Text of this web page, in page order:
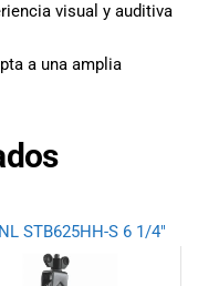
visual y auditiva
a una amplia
STB625HH-S 6 1/4″